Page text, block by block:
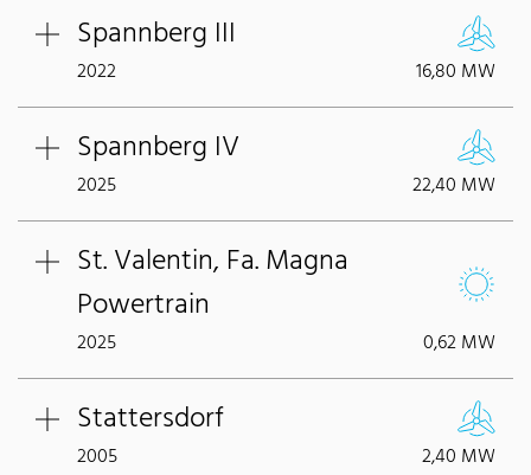
Spannberg III
2022 16,80 MW
Spannberg IV
2025 22,40 MW
St. Valentin, Fa. Magna
Powertrain
2025 0,62 MW
Stattersdorf
2005 2,40 MW